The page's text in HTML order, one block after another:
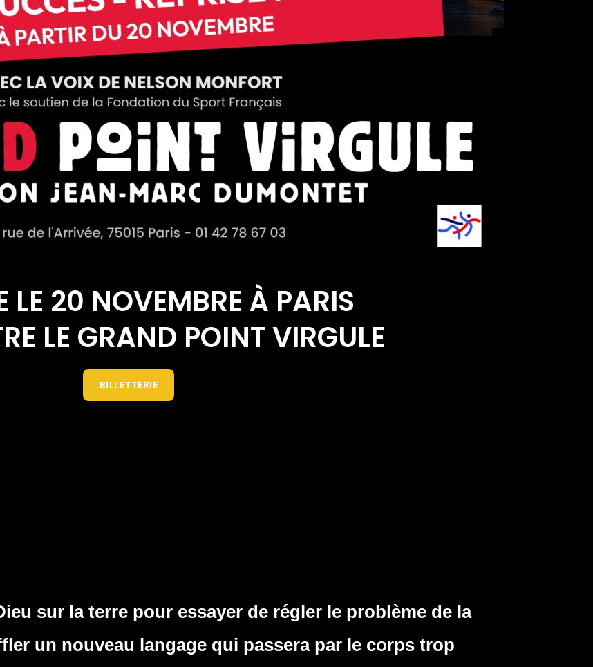
LE 20 NOVEMBRE À PARIS
LE GRAND POINT VIRGULE
BILLETTERIE
sur la terre pour essayer de régler le problème de la
un nouveau langage qui passera par le corps trop